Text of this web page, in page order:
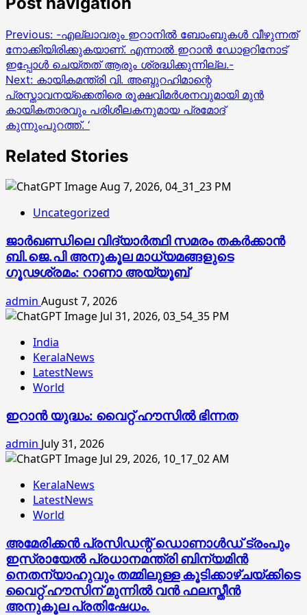
Previous: -എല്ലാവരും ഇറാനിൽ ബോംബുകൾ വീഴുന്നത്
നോക്കിയിരിക്കുകയാണ്. എന്നാൽ ഇറാൻ ഡോളറിനോട്
ഇപ്പോൾ ചെയ്തത് ആരും ശ്രദ്ധിക്കുന്നില്ല.-
Next: കായികമന്ത്രി വി. അബ്ദുറഹിമാന്റെ
പ്രസ്താവനയ്‌ക്കെതിരെ രൂക്ഷവിമര്‍ശനവുമായി മുന്‍
കായികതാരവും പരിശീലകനുമായ പ്രമോദ്
കുന്നുംപുറത്ത്. ‘
Related Stories
Uncategorized
ജാര്‍ഖണ്ഡിലെ വിദ്യാര്‍ത്ഥി സമരം തകര്‍ക്കാന്‍
ബി.ജെ.പി അനുകൂല മാധ്യമങ്ങളുടെ
ഗൂഢശ്രമം: റാണാ അയ്യൂബ്
admin August 7, 2026
India
KeralaNews
LatestNews
World
ഇറാൻ യുദ്ധം: വൈറ്റ് ഹൗസിൽ ഭിന്നത
admin July 31, 2026
KeralaNews
LatestNews
World
അമേരിക്കൻ പ്രസിഡന്റ് ഡൊണാൾഡ് ട്രംപും
ഇസ്രായേൽ പ്രധാനമന്ത്രി ബിന്യമിൻ
നെതന്യാഹുവും തമ്മിലുള്ള കൂടിക്കാഴ്ചയ്ക്കിടെ
വൈറ്റ് ഹൗസിന് മുന്നിൽ വൻ ഫലസ്തീൻ
അനുകൂല പ്രതിഷേധം.